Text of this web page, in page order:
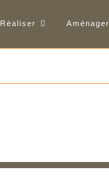
Réaliser Aménager